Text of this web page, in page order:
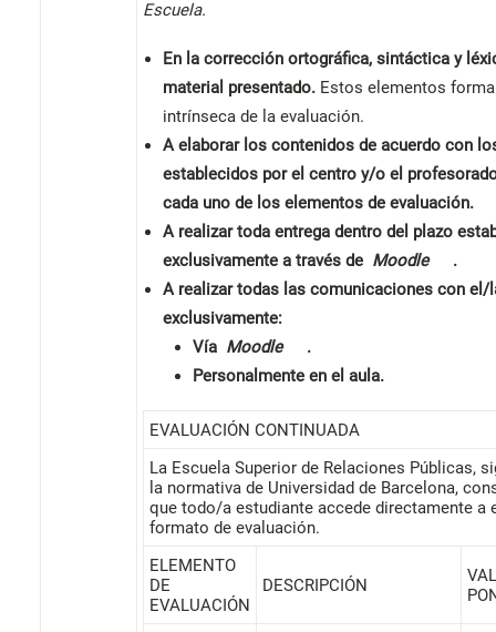
Escuela.
En la corrección ortográfica, sintáctica y
material presentado. Estos elementos
intrínseca de la evaluación.
A elaborar los contenidos de acuerdo con
establecidos por el centro y/o el
cada uno de los elementos de evaluación.
A realizar toda entrega dentro del plazo
exclusivamente a través de Moodle
.
A realizar todas las comunicaciones con el/
exclusivamente:
Vía Moodle
.
Personalmente en el aula.
EVALUACIÓN CONTINUADA
La Escuela Superior de Relaciones Públicas,
la normativa de Universidad de Barcelona,
que todo/a estudiante accede directamente a
formato de evaluación.
ELEMENTO
DE
EVALUACIÓN
DESCRIPCIÓN